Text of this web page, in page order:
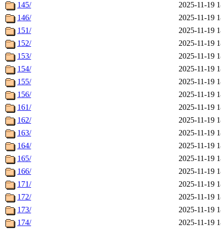
145/
2025-11-19
146/
2025-11-19
151/
2025-11-19
152/
2025-11-19
153/
2025-11-19
154/
2025-11-19
155/
2025-11-19
156/
2025-11-19
161/
2025-11-19
162/
2025-11-19
163/
2025-11-19
164/
2025-11-19
165/
2025-11-19
166/
2025-11-19
171/
2025-11-19
172/
2025-11-19
173/
2025-11-19
174/
2025-11-19